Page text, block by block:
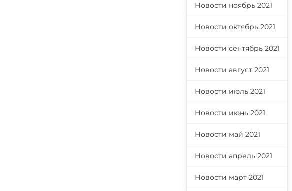
Новости ноябрь 2021
Новости октябрь 2021
Новости сентябрь 2021
Новости август 2021
Новости июль 2021
Новости июнь 2021
Новости май 2021
Новости апрель 2021
Новости март 2021